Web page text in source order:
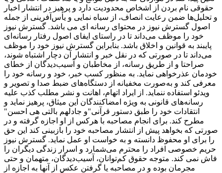
حقوقی نام بردن از اشخاص محدودیت دارد و پرهیز در انتشار اخبار
و تحلیل‌ها ضمن رعایت انصاف، از سیاه ‌نمایی و یأس‌آفرینی از جمله
اصول گسترش نیوز در محتوای رسانه ای می باشد. گسترش نیوز
خود را موظف می‌داند تا در راستای ایفای اصول رفتار رسانه‌ای
پایبند به قوانین و اخلاق باشد. بنابراین گسترش نیوز خود را موظف
می‌داند تا در صورتی که در نقل خبر و انتشار آن دچار اشتباه شوند،
صراحتا و از طریق رسانه، از مخاطبان و آسیب‌دیدگان از خطای
خودمان عذرخواهی نماید. به منظور کسب خبر، خود و رسانه خود را
معرفی کند و به‌صورت مخفیانه از دستگاه‌های ضبط صدا و تصویر و
ویدئو استفاده ننماید. از ایراد اتهام، اهانت و نشر مطلب کذب علیه
رسانه‌های قانونی به ‌ویژه امضاکنندگان این میثاق، پرهیز نماید و
انتقادات‌ خود را طبق دستور قرآنی"و جادلهم بالتی هی احسن"
مطرح کند. برای انجام مصاحبه با هرکس از او اجازه گرفته و در
صورتی که بخواهد پیش از انتشار مصاحبه خود را بازبینی کند این حق
را برای او محفوظ دانسته و به خواست او عمل نماید. گسترش نیوز
حریم خصوصی افراد را محترم می‌شمارد و اسرار زندگی دیگران را
فاش نمی کند. متوجه حقوق کم‌توانان، آسیب‌دیدگان، متهمان و حتی
مجرمان بوده و در مصاحبه یا گرفتن عکس از آنها به اجازه از